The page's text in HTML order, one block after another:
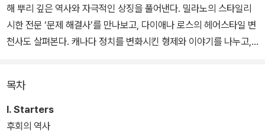
해 뿌리 깊은 역사와 자극적인 상징을 풀어낸다. 밀라노의 스타일리
시한 전문 ‘문제 해결사’를 만나보고, 다이애나 로스의 헤어스타일 변
천사도 살펴본다. 캐나다 정치를 변화시킨 형제와 이야기를 나누고,
목차
I. Starters
후회의 역사